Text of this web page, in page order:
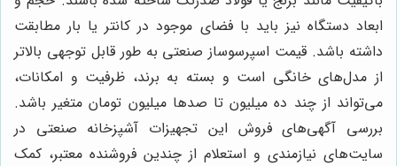
ابعاد دستگاه نیز باید با فضای موجود در کانتر یا بار مطابقت
داشته باشد. قیمت اسپرسوساز صنعتی به طور قابل توجهی بالاتر
از مدل‌های خانگی است و بسته به برند، ظرفیت و امکانات،
می‌تواند از چند ده میلیون تا صدها میلیون تومان متغیر باشد.
بررسی آگهی‌های فروش این تجهیزات آشپزخانه صنعتی در
سایت‌های نیازمندی و استعلام از چندین فروشنده معتبر، کمک